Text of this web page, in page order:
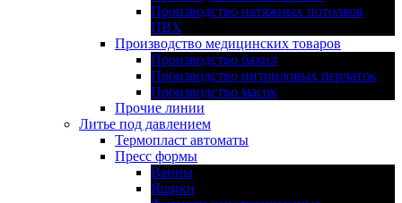
Производство натяжных потолков
ПВХ
Производство медицинских товаров
Производство бахил
Производство нитриловых перчаток
Производство масок
Прочие линии
Литье под давлением
Термопласт автоматы
Пресс формы
Ванны
Ящики